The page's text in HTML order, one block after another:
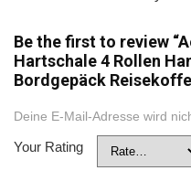
Be the first to review
Hartschale 4 Rollen
Bordgepäck
Deine E-Mail-Adresse wird
Your Rating